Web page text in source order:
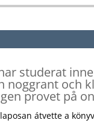
Audió
studerat
noggrant och
provet på
átvette a